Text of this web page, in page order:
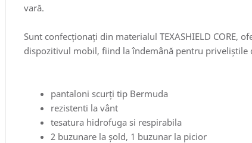
vară.
Sunt confecționați din materialul TEXASHIELD
dispozitivul mobil, fiind la îndemână pentru priveliștile
pantaloni scurți tip Bermuda
rezistenti la vânt
tesatura hidrofuga si respirabila
2 buzunare la șold, 1 buzunar la picior